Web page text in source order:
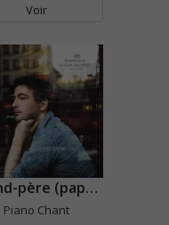
Voir
Grand-père (papy gateau)
Piano Chant